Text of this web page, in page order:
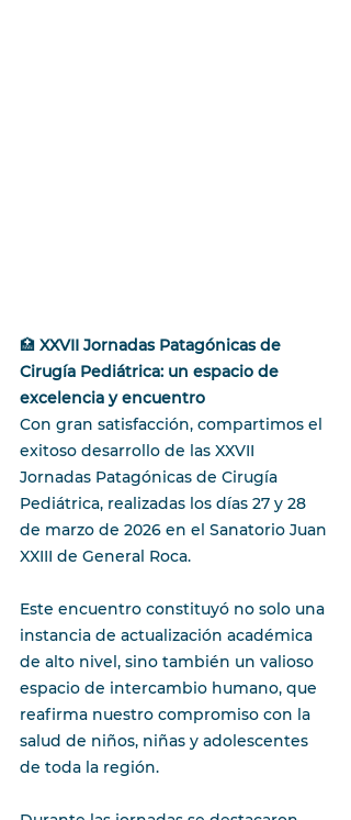
🏥 XXVII Jornadas Patagónicas de
Cirugía Pediátrica: un espacio de
excelencia y encuentro
Con gran satisfacción, compartimos el
exitoso desarrollo de las XXVII
Jornadas Patagónicas de Cirugía
Pediátrica, realizadas los días 27 y 28
de marzo de 2026 en el Sanatorio Juan
XXIII de General Roca.
Este encuentro constituyó no solo una
instancia de actualización académica
de alto nivel, sino también un valioso
espacio de intercambio humano, que
reafirma nuestro compromiso con la
salud de niños, niñas y adolescentes
de toda la región.